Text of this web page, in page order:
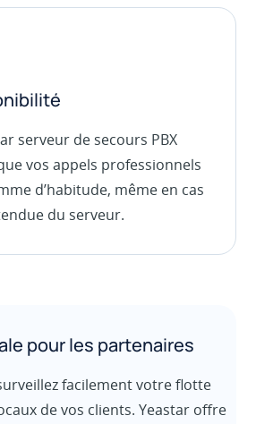
serveur de secours PBX
vos appels professionnels
d’habitude, même en cas
du serveur.
pour les partenaires
facilement votre flotte
de vos clients. Yeastar offre